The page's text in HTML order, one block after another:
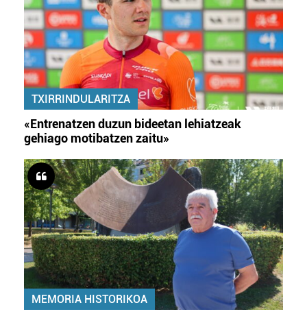
TXIRRINDULARITZA
«Entrenatzen duzun bideetan lehiatzeak
gehiago motibatzen zaitu»
MEMORIA HISTORIKOA